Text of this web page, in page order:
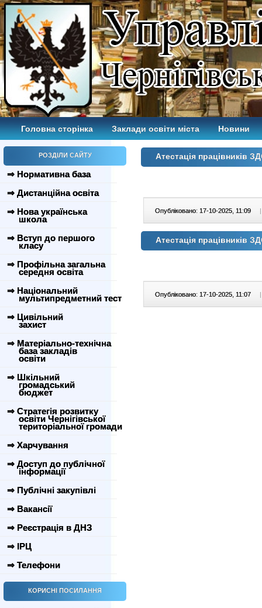
Головна сторінка Заклади освіти міста Новини
РОЗДІЛИ САЙТУ
⇒ Нормативна база
⇒ Дистанційна освіта
⇒ Нова українська
школа
⇒ Вступ до першого
класу
⇒ Профільна загальна
середня освіта
⇒ Національний
мультипредметний тест
⇒ Цивільний
захист
⇒ Матеріально-технічна
база закладів
освіти
⇒ Шкільний
громадський
бюджет
⇒ Стратегія розвитку
освіти Чернігівської
територіальної громади
⇒ Харчування
⇒ Доступ до публічної
інформації
⇒ Публічні закупівлі
⇒ Вакансії
⇒ Реєстрація в ДНЗ
⇒ ІРЦ
⇒ Телефони
КОРИСНІ ПОСИЛАННЯ
Атестація працівників
Опубліковано: 17-10-2025, 11:09 |
Атестація працівників
Опубліковано: 17-10-2025, 11:07 |